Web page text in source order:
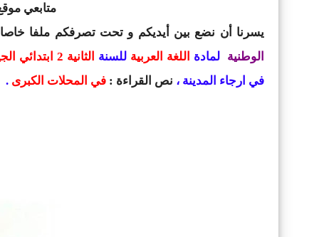
متابعي
يسرنا أن نضع بين أيديكم و تحت تصرفكم ملفا
الوطنية لمادة اللغة العربية للسنة الثانية 2 ابتدائي الجيل الثاني
في ارجاء المدينة ، نص القراءة : في المحلات الكبرى .